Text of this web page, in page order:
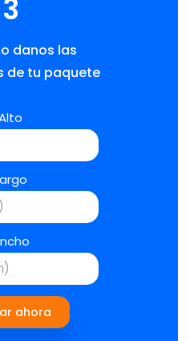
3
danos las
de tu paquete
ahora